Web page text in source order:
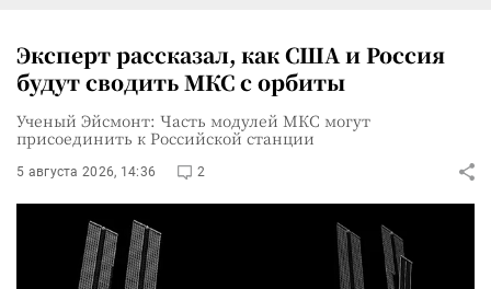
Эксперт рассказал, как США и Россия
будут сводить МКС с орбиты
Ученый Эйсмонт: Часть модулей МКС могут
присоединить к Российской станции
5 августа 2026, 14:36 2